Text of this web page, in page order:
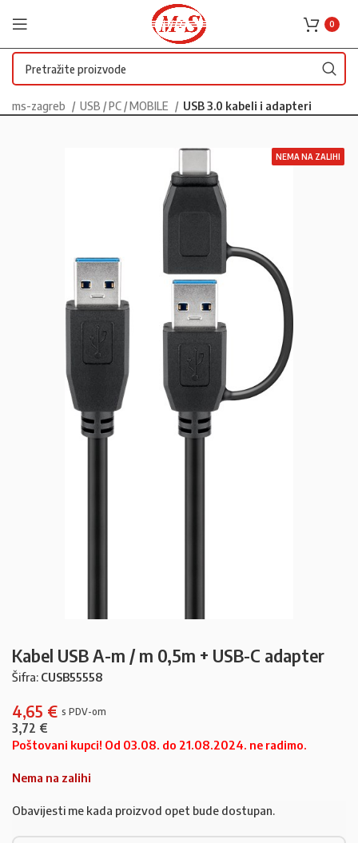
0
ms-zagreb USB / PC / MOBILE USB 3.0 kabeli i adapteri
NEMA NA ZALIHI
Kabel USB A-m / m 0,5m + USB-C adapter
Šifra: CUSB55558
4,65 €
3,72 €
Poštovani kupci! Od 03.08. do 21.08.2024. ne radimo.
Nema na zalihi
Obavijesti me kada proizvod opet bude dostupan.